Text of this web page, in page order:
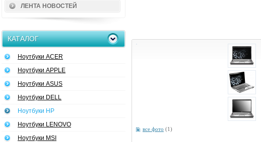
ЛЕНТА НОВОСТЕЙ
КАТАЛОГ
Ноутбуки ACER
Ноутбуки APPLE
Ноутбуки ASUS
Ноутбуки DELL
Ноутбуки HP
Ноутбуки LENOVO
Ноутбуки MSI
все фото (1)